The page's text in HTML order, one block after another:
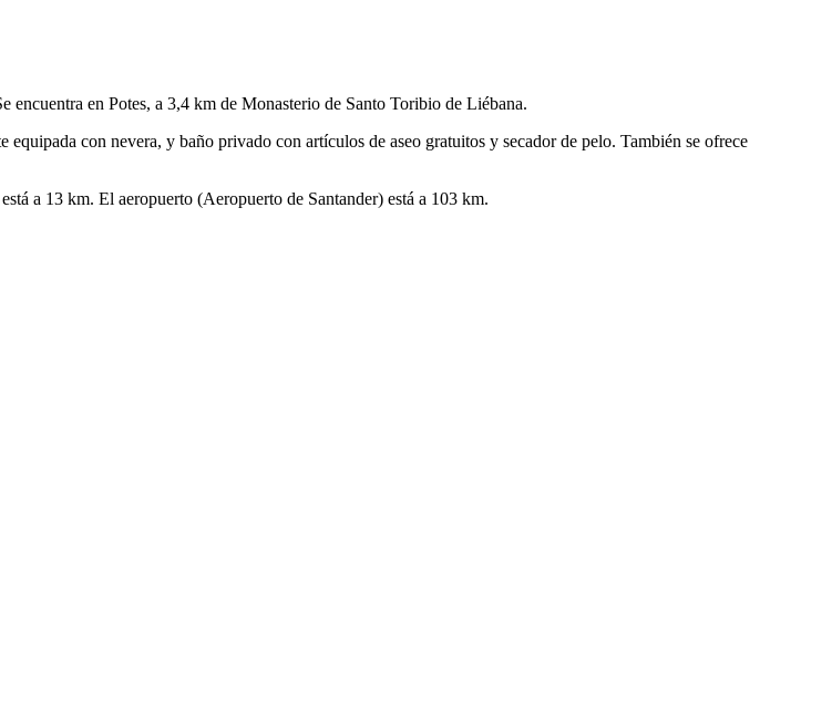
en Potes, a 3,4 km de Monasterio de Santo Toribio de Liébana.
con nevera, y baño privado con artículos de aseo gratuitos y secador de pelo. También se ofrece
a 13 km. El aeropuerto (Aeropuerto de Santander) está a 103 km.